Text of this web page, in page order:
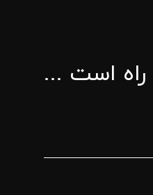
راه است ...